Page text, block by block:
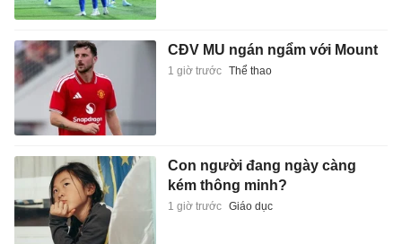
CĐV MU ngán ngẩm với Mount
1 giờ trước Thể thao
Con người đang ngày càng
kém thông minh?
1 giờ trước Giáo dục